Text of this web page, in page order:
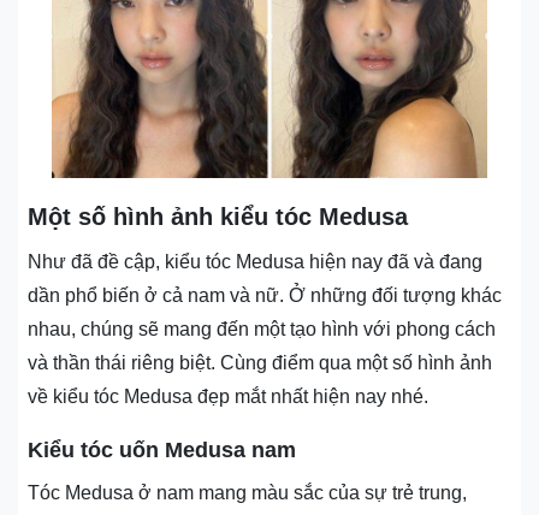
Một số hình ảnh kiểu tóc Medusa
Như đã đề cập, kiểu tóc Medusa hiện nay đã và đang
dần phổ biến ở cả nam và nữ. Ở những đối tượng khác
nhau, chúng sẽ mang đến một tạo hình với phong cách
và thần thái riêng biệt. Cùng điểm qua một số hình ảnh
về kiểu tóc Medusa đẹp mắt nhất hiện nay nhé.
Kiểu tóc uốn Medusa nam
Tóc Medusa ở nam mang màu sắc của sự trẻ trung,